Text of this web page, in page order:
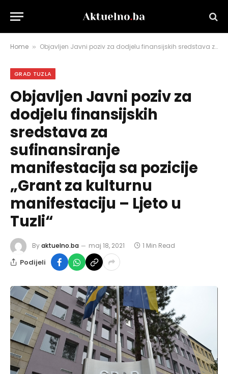
Home » Objavljen Javni poziv za dodjelu finansijskih sredstava za sufinansiranje manifestacija sa pozicije „Grant za kulturnu manifestaciju – Ljeto u Tuzli“
GRAD TUZLA
Objavljen Javni poziv za
dodjelu finansijskih
sredstava za
sufinansiranje
manifestacija sa pozicije
„Grant za kulturnu
manifestaciju – Ljeto u
Tuzli“
Byaktuelno.ba maj 18, 2021 1 Min Read
Podijeli